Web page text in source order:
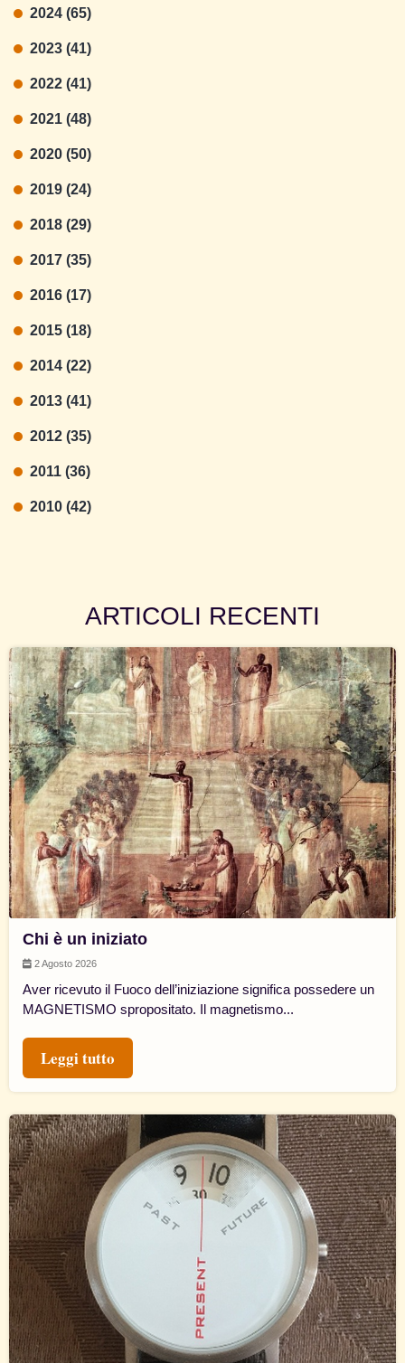
2024 (65)
2023 (41)
2022 (41)
2021 (48)
2020 (50)
2019 (24)
2018 (29)
2017 (35)
2016 (17)
2015 (18)
2014 (22)
2013 (41)
2012 (35)
2011 (36)
2010 (42)
ARTICOLI RECENTI
Chi è un iniziato
2 Agosto 2026
Aver ricevuto il Fuoco dell’iniziazione significa possedere un
MAGNETISMO spropositato. Il magnetismo...
Leggi tutto